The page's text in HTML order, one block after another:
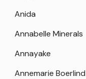
Anida
Annabelle Minerals
Annayake
Annemarie Boerlind